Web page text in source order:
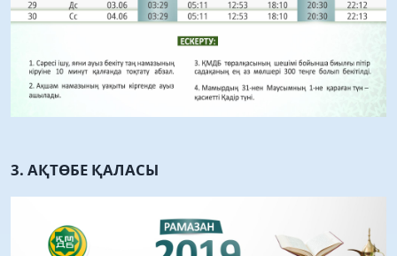
3. АҚТӨБЕ ҚАЛАСЫ